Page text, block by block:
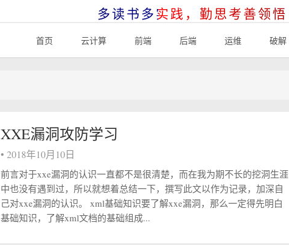
多读书多实践，勤思考善领悟
首页 云计算 前端 后端 运维 破解
XXE漏洞攻防学习
• 2018年10月10日
前言对于xxe漏洞的认识一直都不是很清楚，而在我为期不长的挖洞生涯
中也没有遇到过，所以就想着总结一下，撰写此文以作为记录，加深自
己对xxe漏洞的认识。 xml基础知识要了解xxe漏洞，那么一定得先明白
基础知识，了解xml文档的基础组成...